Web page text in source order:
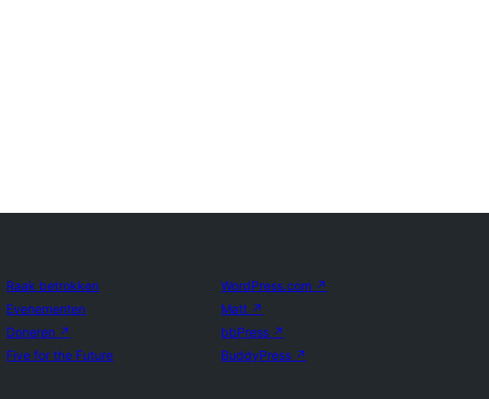
Raak betrokken
Evenementen
Doneren ↗
Five for the Future
WordPress.com ↗
Matt ↗
bbPress ↗
BuddyPress ↗